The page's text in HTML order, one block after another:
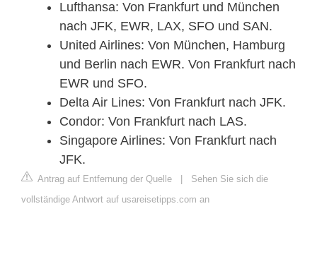
Lufthansa: Von Frankfurt und München
nach JFK, EWR, LAX, SFO und SAN.
United Airlines: Von München, Hamburg
und Berlin nach EWR. Von Frankfurt nach
EWR und SFO.
Delta Air Lines: Von Frankfurt nach JFK.
Condor: Von Frankfurt nach LAS.
Singapore Airlines: Von Frankfurt nach
JFK.
Antrag auf Entfernung der Quelle
Sehen Sie sich die
vollständige Antwort auf usareisetipps.com an